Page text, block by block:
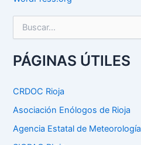
c
a
p
r
:
PÁGINAS ÚTILES
CRDOC Rioja
Asociación Enólogos de Rioja
Agencia Estatal de Meteorología